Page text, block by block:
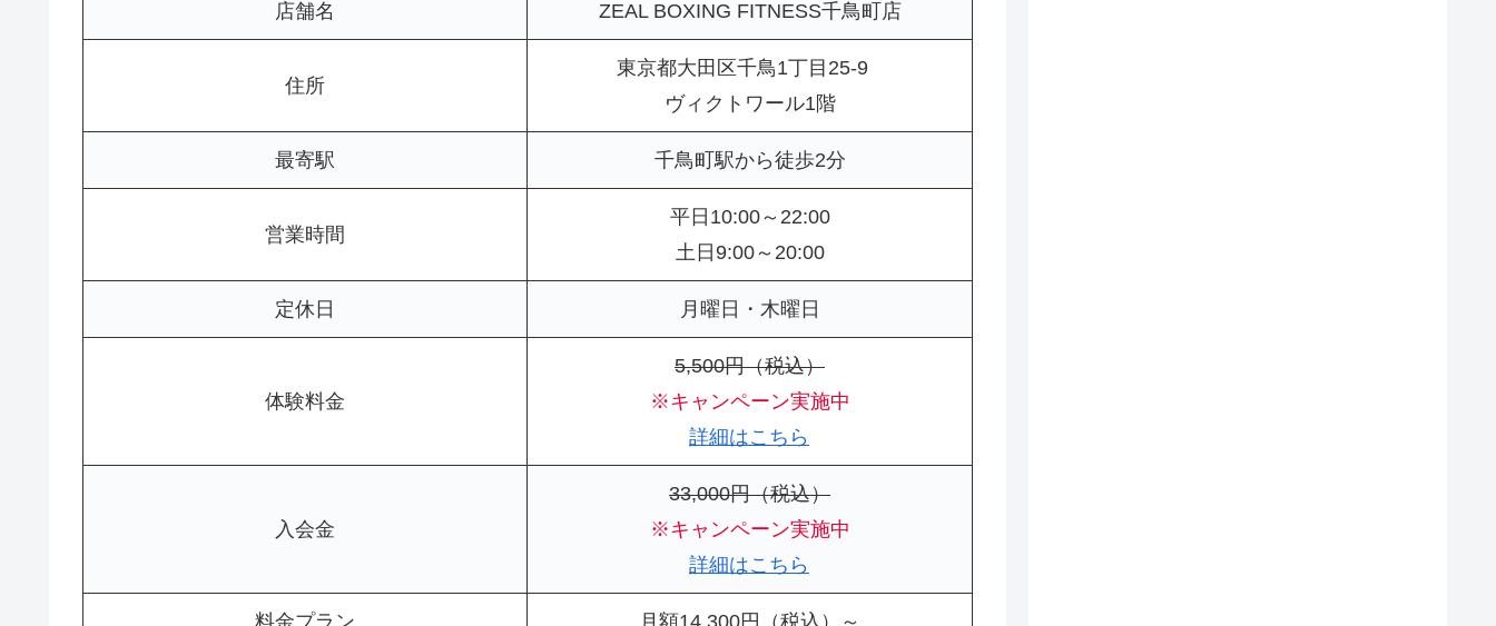
店舗名 ZEAL BOXING FITNESS千鳥町店
住所
東京都大田区千鳥1丁目25-9
ヴィクトワール1階
最寄駅 千鳥町駅から徒歩2分
営業時間
平日10:00～22:00
土日9:00～20:00
定休日 月曜日・木曜日
体験料金
5,500円（税込）
※キャンペーン実施中
詳細はこちら
入会金
33,000円（税込）
※キャンペーン実施中
詳細はこちら